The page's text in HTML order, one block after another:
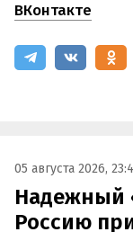
ВКонтакте
05 августа 2026,
Надежный
Россию